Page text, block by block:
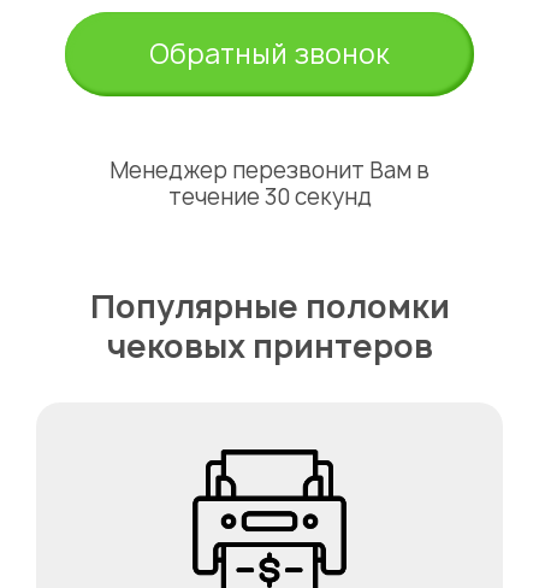
Обратный звонок
Менеджер перезвонит Вам в
течение 30 секунд
Популярные поломки
чековых принтеров